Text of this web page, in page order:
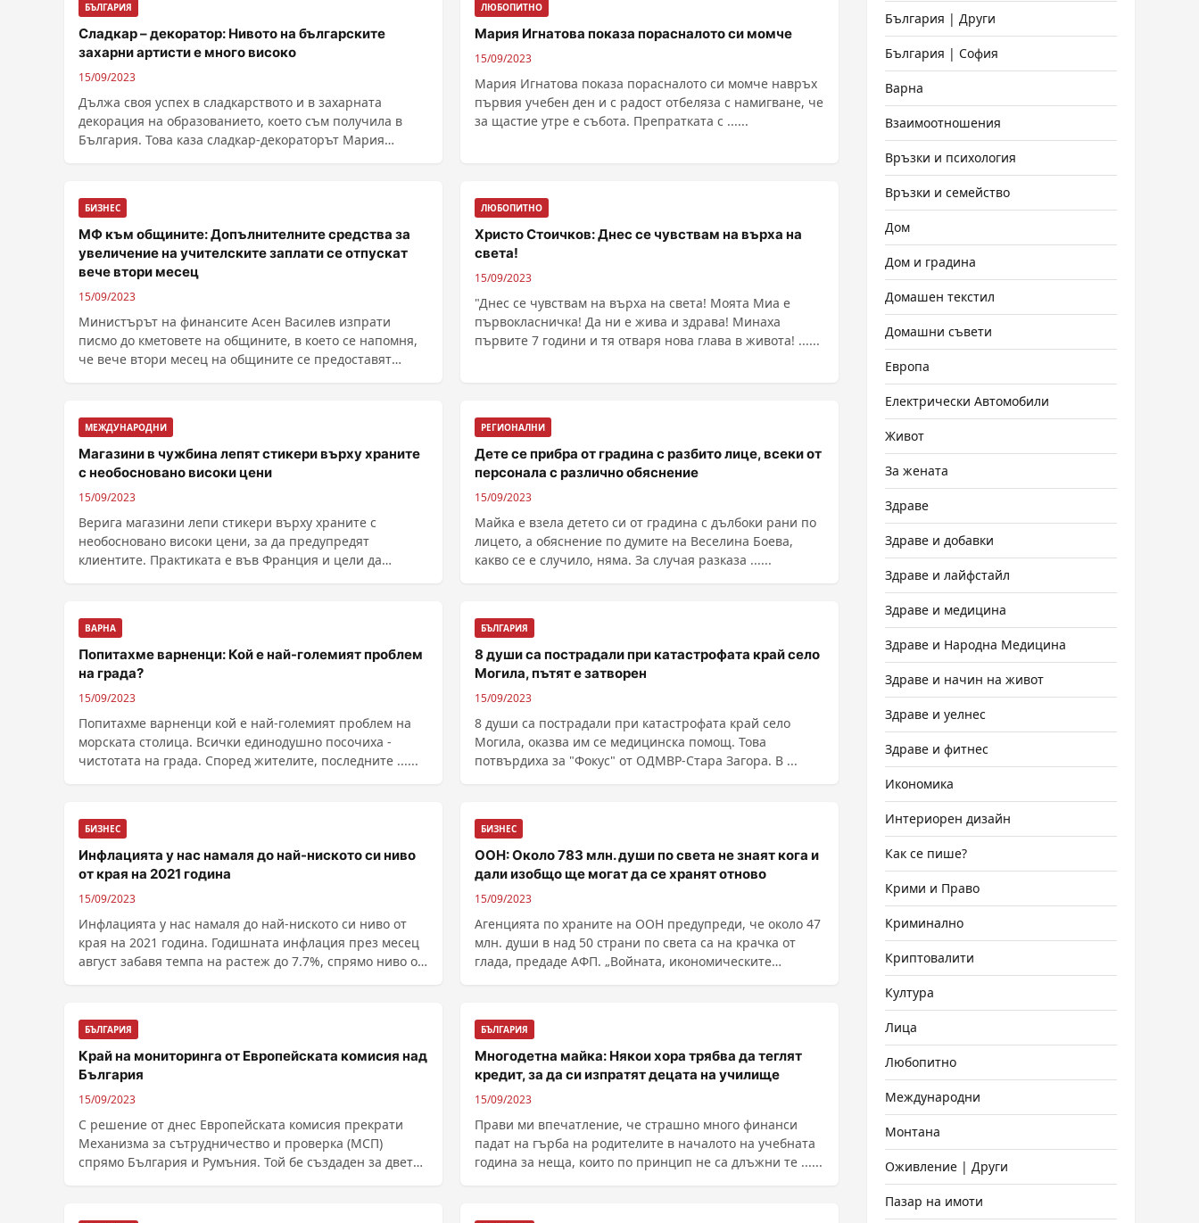
БЪЛГАРИЯ
Сладкар – декоратор: Нивото на българските
захарни артисти е много високо
15/09/2023
Дължа своя успех в сладкарството и в захарната
декорация на образованието, което съм получила в
България. Това каза сладкар-декораторът Мария
ЛЮБОПИТНО
Мария Игнатова показа порасналото си момче
15/09/2023
Мария Игнатова показа порасналото си момче навръх
първия учебен ден и с радост отбеляза с намигване, че
за щастие утре е събота. Препратката с ......
БИЗНЕС
МФ към общините: Допълнителните средства за
увеличение на учителските заплати се отпускат
вече втори месец
15/09/2023
Министърът на финансите Асен Василев изпрати
писмо до кметовете на общините, в което се напомня,
че вече втори месец на общините се предоставят
ЛЮБОПИТНО
Христо Стоичков: Днес се чувствам на върха на
света!
15/09/2023
"Днес се чувствам на върха на света! Моята Миа е
първокласничка! Да ни е жива и здрава! Минаха
първите 7 години и тя отваря нова глава в живота! ......
МЕЖДУНАРОДНИ
Магазини в чужбина лепят стикери върху храните
с необосновано високи цени
15/09/2023
Верига магазини лепи стикери върху храните с
необосновано високи цени, за да предупредят
клиентите. Практиката е във Франция и цели да
РЕГИОНАЛНИ
Дете се прибра от градина с разбито лице, всеки от
персонала с различно обяснение
15/09/2023
Майка е взела детето си от градина с дълбоки рани по
лицето, а обяснение по думите на Веселина Боева,
какво се е случило, няма. За случая разказа ......
ВАРНА
Попитахме варненци: Кой е най-големият проблем
на града?
15/09/2023
Попитахме варненци кой е най-големият проблем на
морската столица. Всички единодушно посочиха -
чистотата на града. Според жителите, последните ......
БЪЛГАРИЯ
8 души са пострадали при катастрофата край село
Могила, пътят е затворен
15/09/2023
8 души са пострадали при катастрофата край село
Могила, оказва им се медицинска помощ. Това
потвърдиха за "Фокус" от ОДМВР-Стара Загора. В ...
БИЗНЕС
Инфлацията у нас намаля до най-ниското си ниво
от края на 2021 година
15/09/2023
Инфлацията у нас намаля до най-ниското си ниво от
края на 2021 година. Годишната инфлация през месец
август забавя темпа на растеж до 7.7%, спрямо ниво от
БИЗНЕС
ООН: Около 783 млн. души по света не знаят кога и
дали изобщо ще могат да се хранят отново
15/09/2023
Агенцията по храните на ООН предупреди, че около 47
млн. души в над 50 страни по света са на крачка от
глада, предаде АФП. „Войната, икономическите
БЪЛГАРИЯ
Край на мониторинга от Европейската комисия над
България
15/09/2023
С решение от днес Европейската комисия прекрати
Механизма за сътрудничество и проверка (МСП)
спрямо България и Румъния. Той бе създаден за двете
БЪЛГАРИЯ
Многодетна майка: Някои хора трябва да теглят
кредит, за да си изпратят децата на училище
15/09/2023
Прави ми впечатление, че страшно много финанси
падат на гърба на родителите в началото на учебната
година за неща, които по принцип не са длъжни те ......
България | Други
България | София
Варна
Взаимоотношения
Връзки и психология
Връзки и семейство
Дом
Дом и градина
Домашен текстил
Домашни съвети
Европа
Електрически Автомобили
Живот
За жената
Здраве
Здраве и добавки
Здраве и лайфстайл
Здраве и медицина
Здраве и Народна Медицина
Здраве и начин на живот
Здраве и уелнес
Здраве и фитнес
Икономика
Интериорен дизайн
Как се пише?
Крими и Право
Криминално
Криптовалити
Култура
Лица
Любопитно
Международни
Монтана
Оживление | Други
Пазар на имоти